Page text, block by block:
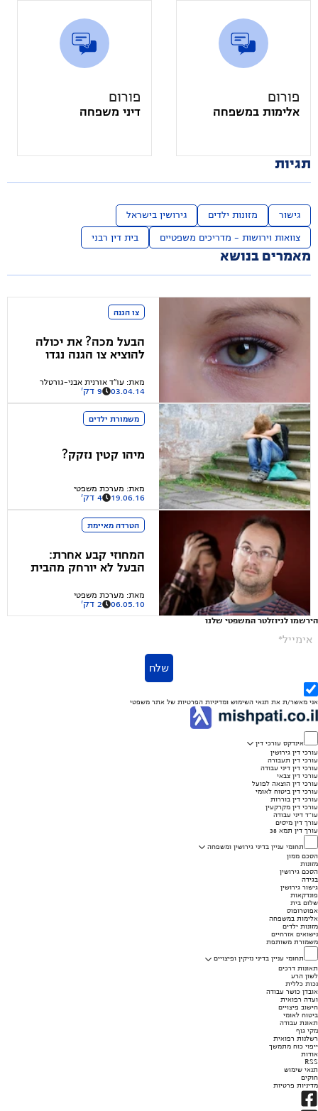
פורום
אלימות במשפחה
פורום
דיני משפחה
תגיות
גישור מזונות ילדים גירושין בישראל
צוואות וירושות - מדריכים משפטיים בית דין רבני
מאמרים בנושא
צו הגנה
הבעל מכה? את יכולה
להוציא צו הגנה נגדו
מאת: עו"ד אורנית אבני-גורטלר
03.04.14 9 דק'
משמורת ילדים
מיהו קטין נזקק?
מאת: מערכת משפטי
19.06.16 4 דק'
הטרדה מאיימת
המחוזי קבע אחרת:
הבעל לא יורחק מהבית
מאת: מערכת משפטי
06.05.10 2 דק'
הירשמו לניוזלטר המשפטי שלנו
אימייל*
שלח
אני מאשר/ת את תנאי השימוש ומדיניות הפרטיות של אתר משפטי
אינדקס עורכי דין
עורכי דין גירושין
עורכי דין תעבורה
עורכי דין דיני עבודה
עורכי דין צבאי
עורכי דין הוצאה לפועל
עורכי דין ביטוח לאומי
עורכי דין בוררות
עורכי דין מקרקעין
עו"ד דיני עבודה
עורך דין מיסים
עורך דין תמא 38
תחומי עניין בדיני גירושין ומשפחה
הסכם ממון
מזונות
הסכם גירושין
בגידה
גישור גירושין
פונדקאות
שלום בית
אפוטרופוס
אלימות במשפחה
מזונות ילדים
נישואים אזרחיים
משמורת משותפת
תחומי עניין בדיני נזיקין ופיצויים
תאונות דרכים
לשון הרע
נכות כללית
אובדן כושר עבודה
ועדה רפואית
חישוב פיצויים
ביטוח לאומי
תאונת עבודה
נזקי גוף
רשלנות רפואית
ייפוי כוח מתמשך
אודות
RSS
תנאי שימוש
חוקים
מדיניות פרטיות